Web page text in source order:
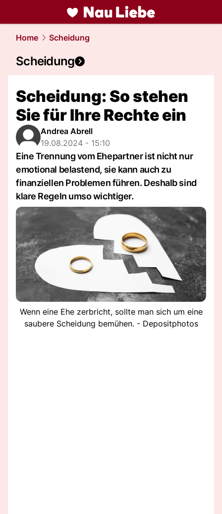
liebe.NAU.ch
Home Scheidung
Scheidung
Scheidung: So stehen
Sie für Ihre Rechte ein
Andrea Abrell
19.08.2024 - 15:10
Eine Trennung vom Ehepartner ist nicht nur
emotional belastend, sie kann auch zu
finanziellen Problemen führen. Deshalb sind
klare Regeln umso wichtiger.
Wenn eine Ehe zerbricht, sollte man sich um eine
saubere Scheidung bemühen. - Depositphotos